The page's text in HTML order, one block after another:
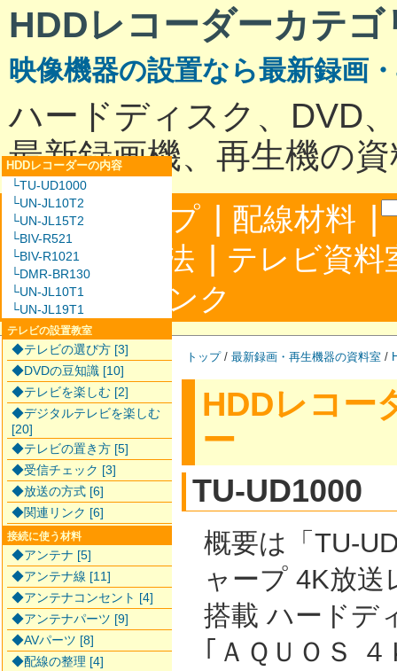
HDDレコーダーカテゴ
映像機器の設置なら最新録画
ハードディスク、DVD
最新録画機、再生機の
サイトマップ | 配線材料 |
配線接続方法 | テレビ資料
合わせ
リンク
トップ/ 最新録画・再生機器の資料室 /
HDDレコー
ー
TU-UD1000
概要は「TU-
ャープ 4K放
搭載 ハードデ
｢ＡＱＵＯＳ
HDDレコーダーの内容
└TU-UD1000
└UN-JL10T2
└UN-JL15T2
└BIV-R521
└BIV-R1021
└DMR-BR130
└UN-JL10T1
└UN-JL19T1
テレビの設置教室
◆テレビの選び方 [3]
◆DVDの豆知識 [10]
◆テレビを楽しむ [2]
◆デジタルテレビを楽しむ
[20]
◆テレビの置き方 [5]
◆受信チェック [3]
◆放送の方式 [6]
◆関連リンク [6]
接続に使う材料
◆アンテナ [5]
◆アンテナ線 [11]
◆アンテナコンセント [4]
◆アンテナパーツ [9]
◆AVパーツ [8]
◆配線の整理 [4]